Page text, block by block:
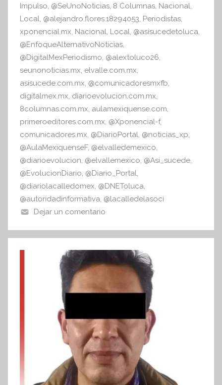
m
a
t
i
v
a
Impulso @SeUnoNoticias 8 Columnas Nacional
Local @alejandro.flores.18294053 Periodistas
xponencial.mx Nacional Local @asisucedetoluca
@EnfoqueAlternativoNoticias
@DigitalMexPeriodismo @alextoluco26
seunonoticias.mx elvalle.com.mx
asisucede.com.mx @comunicadoresmxfb
digitalmex.mx diarioevolucion.com.mx
8columnas.com.mx aulamexiquense.com
primeroeditores.com.mx @Xponencial-f,
comunicadores.mx @DiarioPortal @noticias_xp
@AulaMexiquenseF, @elvalledemexico
@diarioevolucion @elvallemexico @Asi_sucede
@EvolucionDiario @Diario_Portal
@diariolacalledomex @DNEToluca
@autoridadinformativa @lacalledelasoci
Dejar un comentario